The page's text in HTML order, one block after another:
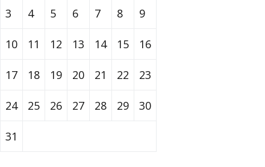
3 4 5 6 7 8 9
10 11 12 13 14 15 16
17 18 19 20 21 22 23
24 25 26 27 28 29 30
31